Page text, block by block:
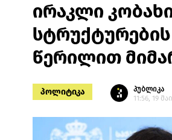
ირაკლი
წერილით
პოლიტიკა
პუბლიკა
11:56, 19